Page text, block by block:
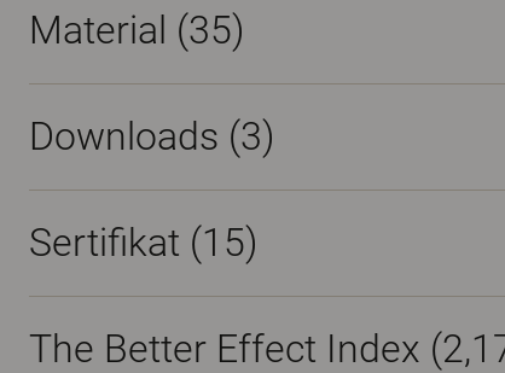
Material (35)
Downloads (3)
Sertifikat (15)
The Better Effect Index